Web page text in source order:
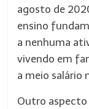
agosto de
ensino
a nenhuma
vivendo em
a meio salário
Outro aspecto